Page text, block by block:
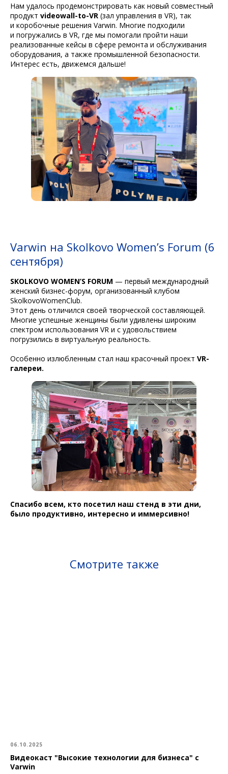
Нам удалось продемонстрировать как новый совместный
продукт videowall-to-VR (зал управления в VR), так
и коробочные решения Varwin. Многие подходили
и погружались в VR, где мы помогали пройти наши
реализованные кейсы в сфере ремонта и обслуживания
оборудования, а также промышленной безопасности.
Интерес есть, движемся дальше!
Varwin на Skolkovo Women’s Forum (6
сентября)
SKOLKOVO WOMEN’S FORUM — первый международный
женский бизнес-форум, организованный клубом
SkolkovoWomenClub.
Этот день отличился своей творческой составляющей.
Многие успешные женщины были удивлены широким
спектром использования VR и с удовольствием
погрузились в виртуальную реальность.
Особенно излюбленным стал наш красочный проект VR-
галереи.
Спасибо всем, кто посетил наш стенд в эти дни,
было продуктивно, интересно и иммерсивно!
Смотрите также
06.10.2025
Видеокаст "Высокие технологии для бизнеса" с
Varwin